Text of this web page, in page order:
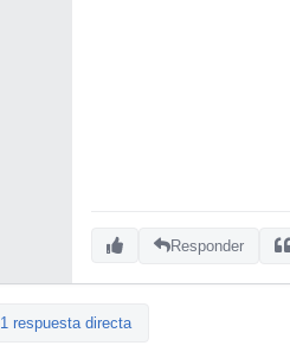
Responder
1 respuesta directa